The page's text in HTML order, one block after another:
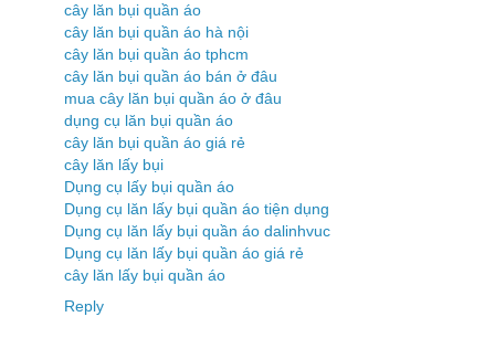
cây lăn bụi quần áo
cây lăn bụi quần áo hà nội
cây lăn bụi quần áo tphcm
cây lăn bụi quần áo bán ở đâu
mua cây lăn bụi quần áo ở đâu
dụng cụ lăn bụi quần áo
cây lăn bụi quần áo giá rẻ
cây lăn lấy bụi
Dụng cụ lấy bụi quần áo
Dụng cụ lăn lấy bụi quần áo tiện dụng
Dụng cụ lăn lấy bụi quần áo dalinhvuc
Dụng cụ lăn lấy bụi quần áo giá rẻ
cây lăn lấy bụi quần áo
Reply